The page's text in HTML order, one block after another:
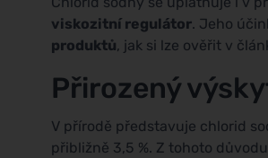
viskozitní regulátor. Jeho
produktů, jak si lze ověřit v
Přirozený
V přírodě představuje chlorid
přibližně 3,5 %. Z tohoto